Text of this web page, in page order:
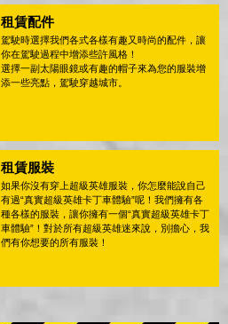
租賃配件
駕駛時選擇我們各式各樣有趣又時尚的配件，讓
你在駕駛過程中增添些許風格！
選擇一副太陽眼鏡或有趣的帽子來為您的服裝增
添一些亮點，駕駛穿越城市。
租賃服裝
如果你沒有穿上超級英雄服裝，你怎麼能說自己
有過“真實超級英雄卡丁車體驗”呢！我們擁有各
種各樣的服裝，讓你擁有一個“真實超級英雄卡丁
車體驗”！對於所有超級英雄迷來說，別擔心，我
們有你想要的所有服裝！